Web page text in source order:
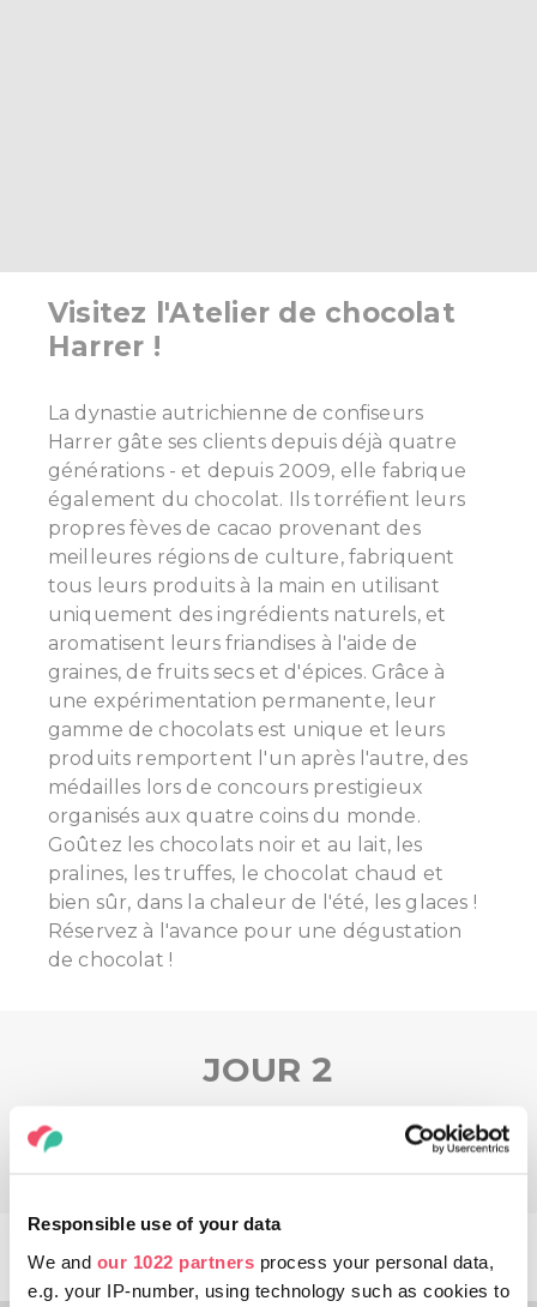
Responsible use of your data
We and our 1022 partners process your personal data,
e.g. your IP-number, using technology such as cookies to
Visitez l'Atelier de chocolat
Harrer !
La dynastie autrichienne de confiseurs
Harrer gâte ses clients depuis déjà quatre
générations - et depuis 2009, elle fabrique
également du chocolat. Ils torréfient leurs
propres fèves de cacao provenant des
meilleures régions de culture, fabriquent
tous leurs produits à la main en utilisant
uniquement des ingrédients naturels, et
aromatisent leurs friandises à l'aide de
graines, de fruits secs et d'épices. Grâce à
une expérimentation permanente, leur
gamme de chocolats est unique et leurs
produits remportent l'un après l'autre, des
médailles lors de concours prestigieux
organisés aux quatre coins du monde.
Goûtez les chocolats noir et au lait, les
pralines, les truffes, le chocolat chaud et
bien sûr, dans la chaleur de l'été, les glaces !
Réservez à l'avance pour une dégustation
de chocolat !
JOUR 2